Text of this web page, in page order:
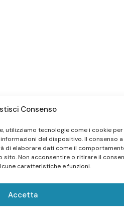
Consenso
utilizziamo tecnologie come i cookie per
del dispositivo. Il consenso a
di elaborare dati come il
sito. Non acconsentire o ritirare il
caratteristiche e funzioni.
Accetta